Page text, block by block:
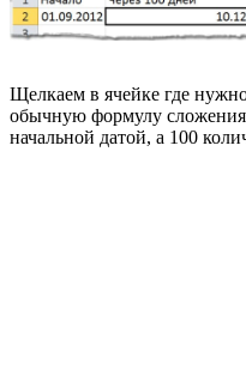
Щелкаем в ячейке где
обычную формулу
начальной датой, а 100